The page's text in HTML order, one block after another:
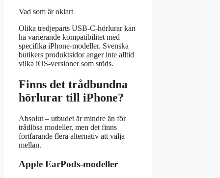
Vad som är oklart
Olika tredjeparts USB-C-hörlurar kan
ha varierande kompatibilitet med
specifika iPhone-modeller. Svenska
butikers produktsidor anger inte alltid
vilka iOS-versioner som stöds.
Finns det trådbundna
hörlurar till iPhone?
Absolut – utbudet är mindre än för
trådlösa modeller, men det finns
fortfarande flera alternativ att välja
mellan.
Apple EarPods-modeller